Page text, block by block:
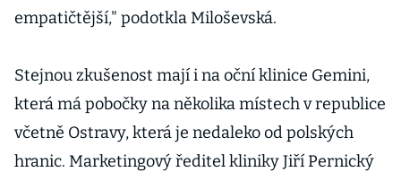
empatičtější," podotkla Miloševská.
Stejnou zkušenost mají i na oční klinice Gemini,
která má pobočky na několika místech v republice
včetně Ostravy, která je nedaleko od polských
hranic. Marketingový ředitel kliniky Jiří Pernický